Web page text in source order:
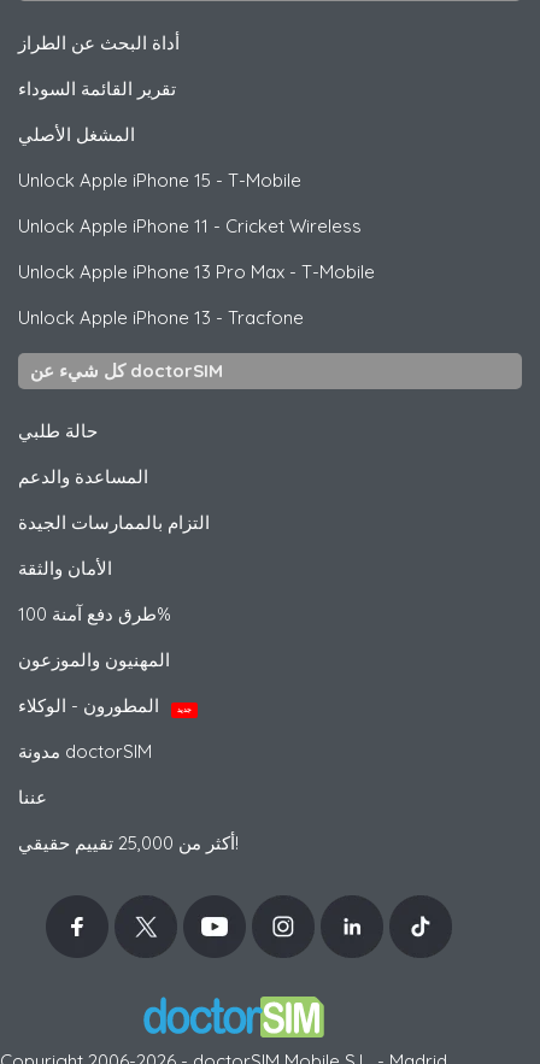
أداة البحث عن الطراز
تقرير القائمة السوداء
المشغل الأصلي
Unlock Apple iPhone 15 - T-Mobile
Unlock Apple iPhone 11 - Cricket Wireless
Unlock Apple iPhone 13 Pro Max - T-Mobile
Unlock Apple iPhone 13 - Tracfone
كل شيء عن doctorSIM
حالة طلبي
المساعدة والدعم
التزام بالممارسات الجيدة
الأمان والثقة
طرق دفع آمنة 100%
المهنيون والموزعون
جديد
مدونة doctorSIM
عننا
أكثر من 25,000 تقييم حقيقي!